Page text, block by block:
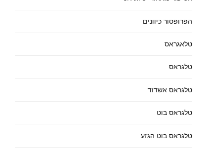
הפרופסור כיוונים
טלאגראס
טלגראס
טלגראס אשדוד
טלגראס בוט
טלגראס בוט הגזע